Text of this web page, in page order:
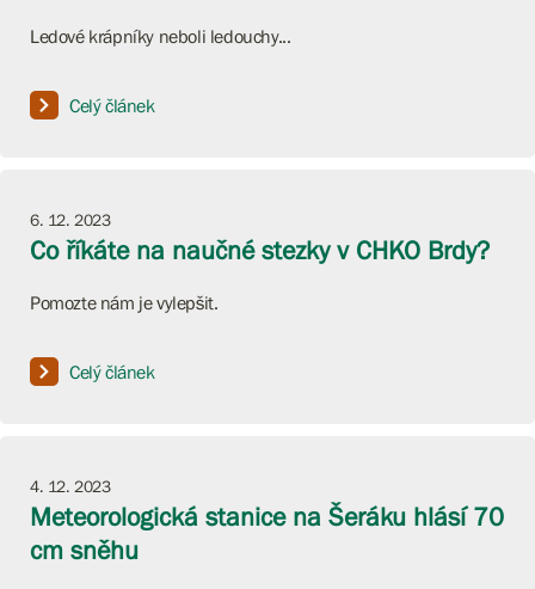
Ledové krápníky neboli ledouchy...
Celý článek
6. 12. 2023
Co říkáte na naučné stezky v CHKO Brdy?
Pomozte nám je vylepšit.
Celý článek
4. 12. 2023
Meteorologická stanice na Šeráku hlásí 70
cm sněhu